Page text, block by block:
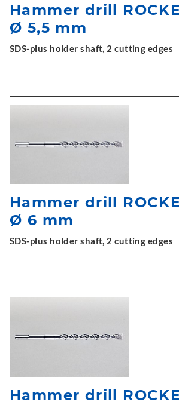
Hammer drill
Ø 5,5 mm
SDS-plus holder shaft, 2 cutting edges
Hammer drill
Ø 6 mm
SDS-plus holder shaft, 2 cutting edges
Hammer drill